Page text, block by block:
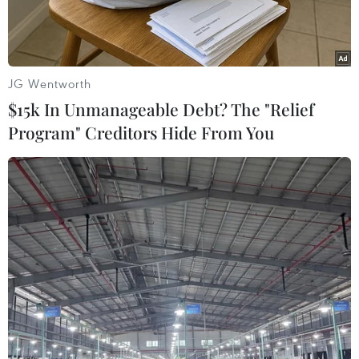
Nạn nhân bị thương trong cuộc không kích của Israel xuống
Rafah, Dải Gaza, ngày 18/1/2024. (Ảnh: THX/TTXVN)
Theo phóng viên TTXVN tại Geneva, ngày 25/1,
Tổng Giám đốc Tổ chức Y tế Thế giới (WHO)
Tedros Adhanom Ghebreyesus kêu gọi ngừng
JG Wentworth
$15k In Unmanageable Debt? The "Relief
Program" Creditors Hide From You